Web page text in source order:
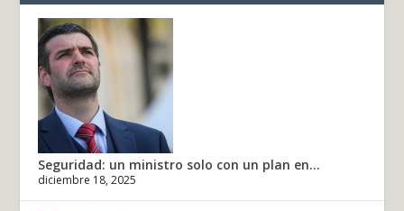
Seguridad: un ministro solo con un plan en...
diciembre 18, 2025